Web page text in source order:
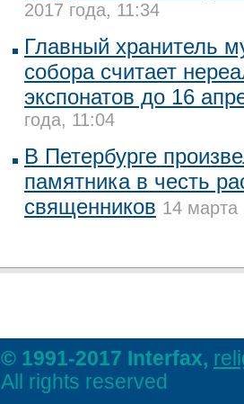
2017 года, 11:34
Главный хранитель
собора считает
экспонатов до 16
года, 11:04
В Петербурге
памятника в честь
священников 14 марта
© 1991-2017 Interfax,
All rights reserved